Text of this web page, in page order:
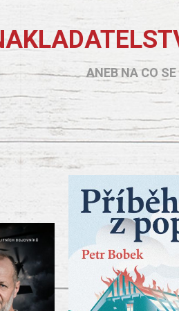
ANEB NA CO